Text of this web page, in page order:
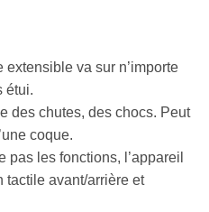
va sur n’importe
étui.
des chutes, des chocs. Peut
coque.
pas les fonctions, l’appareil
tactile avant/arrière et